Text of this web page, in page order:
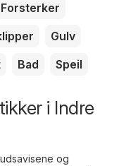
Forsterker
Gulv
Bad Speil
i Indre
og